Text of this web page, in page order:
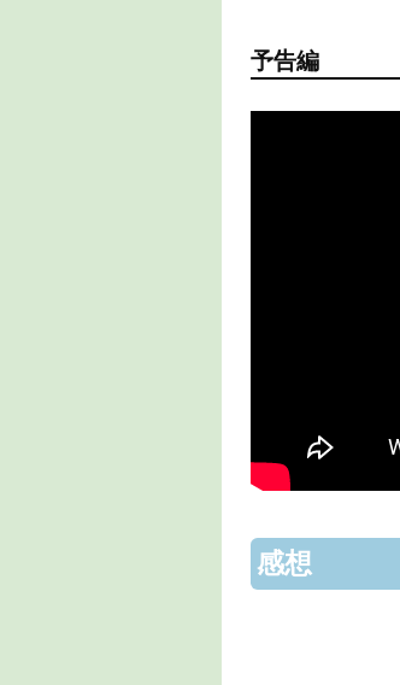
予告編
感想